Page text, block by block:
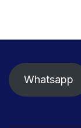
Whatsapp